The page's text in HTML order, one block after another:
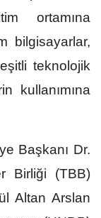
ortamına
bilgisayarlar,
teknolojik
kullanımına
Başkanı Dr.
Birliği (TBB)
Altan Arslan